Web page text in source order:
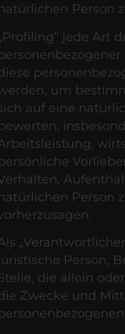
Person
jede Art
um
auf eine
Person
Person,
die allein
Zwecke und